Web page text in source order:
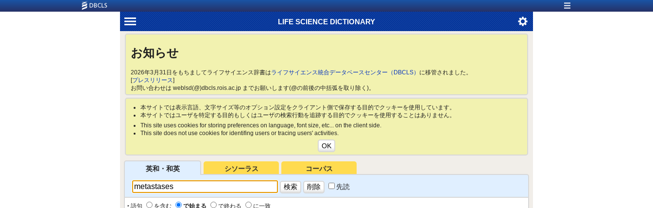
LIFE SCIENCE DICTIONARY
お知らせ
2026年3月31日をもちましてライフサイエンス辞書はライフサイエンス統合データベースセンター（DBCLS） に移管されました。
[プレスリリース]
お問い合わせは weblsd(@)dbcls.rois.ac.jp までお願いします(@の前後の中括弧を取り除く)。
本サイトでは表示言語、文字サイズ等のオプション設定をクライアント側で保存する目的でクッキーを使用しています。
本サイトではユーザを特定する目的もしくはユーザの検索行動を追跡する目的でクッキーを使用することはありません。
This site uses cookies for storing preferences on language, font size, etc... on the client side.
This site does not use cookies for identifing users or tracing users' activities.
英和・和英 シソーラス コーパス
先読
‣ 語句 を含む で始まる で終わる
に一致